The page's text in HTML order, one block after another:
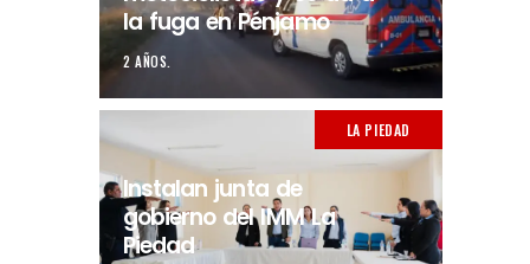
la fuga en Pénjamo
2 AÑOS.
LA PIEDAD
Instalan junta de
gobierno del IMM La
Piedad